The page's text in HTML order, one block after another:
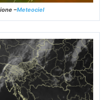
–Meteociel